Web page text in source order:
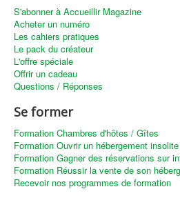
Annonces immobilières
Recevoir les annonces immobilières
S'abonner à Accueillir Magazine
Acheter un numéro
Les cahiers pratiques
Le pack du créateur
L'offre spéciale
Offrir un cadeau
Questions / Réponses
Se former
Formation Chambres d'hôtes / Gîtes
Formation Ouvrir un hébergement insolite
Formation Gagner des réservations sur
Formation Réussir la vente de son
Recevoir nos programmes de formation